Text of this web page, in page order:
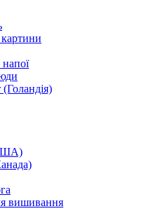
вишивання